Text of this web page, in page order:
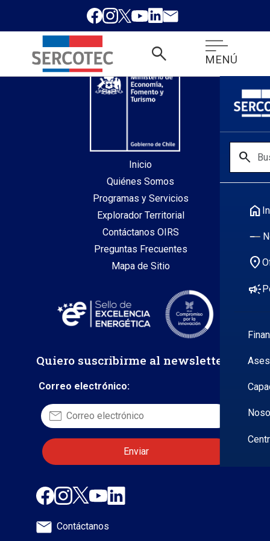
search MENÚ
search
home
location_on
campaign
desde index.php
Inicio
Quiénes Somos
Programas y Servicios
Explorador Territorial
Contáctanos OIRS
Preguntas Frecuentes
Mapa de Sitio
Quiero suscribirme al newsletter
Correo electrónico:
Contáctanos